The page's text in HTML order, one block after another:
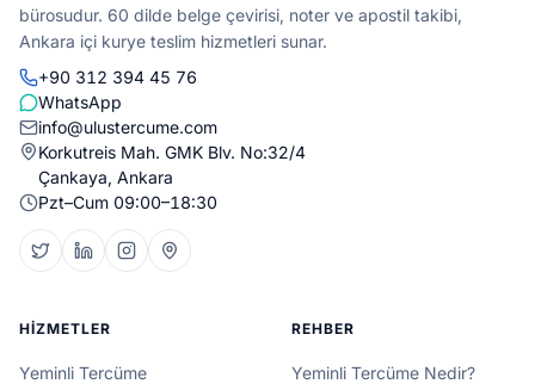
bürosudur. 60 dilde belge çevirisi, noter ve apostil takibi,
Ankara içi kurye teslim hizmetleri sunar.
+90 312 394 45 76
WhatsApp
info@ulustercume.com
Korkutreis Mah. GMK Blv. No:32/4
Çankaya, Ankara
Pzt–Cum 09:00–18:30
HIZMETLER
Yeminli Tercüme
REHBER
Yeminli Tercüme Nedir?